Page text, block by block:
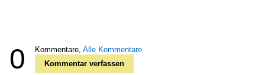
0 Kommentare, Alle Kommentare
Kommentar verfassen